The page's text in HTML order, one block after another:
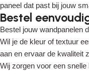
paneel dat past bij jouw
Bestel
Bestel jouw wandpanelen
Wil je de kleur of textuur
aan en ervaar de kwaliteit
Wij zorgen voor een